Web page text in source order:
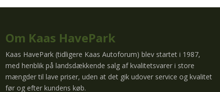
Om Kaas HavePark
Kaas HavePark (tidligere Kaas Autoforum) blev startet i 1987,
med henblik på landsdækkende salg af kvalitetsvarer i store
mængder til lave priser, uden at det gik udover service og kvalitet
før og efter kundens køb.